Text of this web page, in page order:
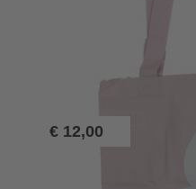
€ 12,00